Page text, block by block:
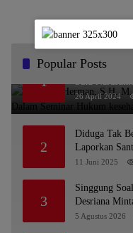
Popular Posts
1
Dr. KMS
Satu
Di RSUD
26 April 2024
2
Diduga Tak
Laporkan
Batu
11 Juni 2025
3
Singgung
Desriana
5 Agustus 2026